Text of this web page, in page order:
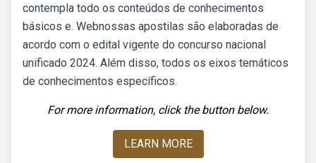
contempla todo os conteúdos de conhecimentos
básicos e. Webnossas apostilas são elaboradas de
acordo com o edital vigente do concurso nacional
unificado 2024. Além disso, todos os eixos temáticos
de conhecimentos específicos.
For more information, click the button below.
LEARN MORE